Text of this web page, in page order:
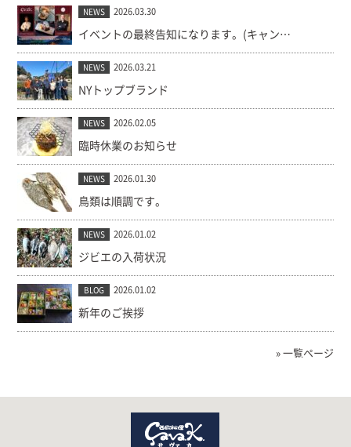
NEWS 2026.03.30
イベントの最終告知になります。(キャンセル出ました！)
NEWS 2026.03.21
NYトップブランド
NEWS 2026.02.05
臨時休業のお知らせ
NEWS 2026.01.30
鳥類は順調です。
NEWS 2026.01.02
ジビエの入荷状況
BLOG 2026.01.02
新年のご挨拶
» 一覧ページ